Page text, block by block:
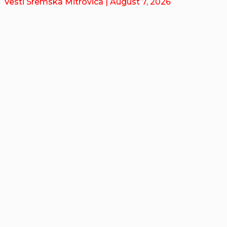
Vesti Sremska Mitrovica | August 7, 2026